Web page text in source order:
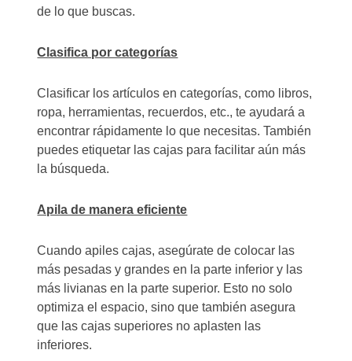
de lo que buscas.
Clasifica por categorías
Clasificar los artículos en categorías, como libros,
ropa, herramientas, recuerdos, etc., te ayudará a
encontrar rápidamente lo que necesitas. También
puedes etiquetar las cajas para facilitar aún más
la búsqueda.
Apila de manera eficiente
Cuando apiles cajas, asegúrate de colocar las
más pesadas y grandes en la parte inferior y las
más livianas en la parte superior. Esto no solo
optimiza el espacio, sino que también asegura
que las cajas superiores no aplasten las
inferiores.